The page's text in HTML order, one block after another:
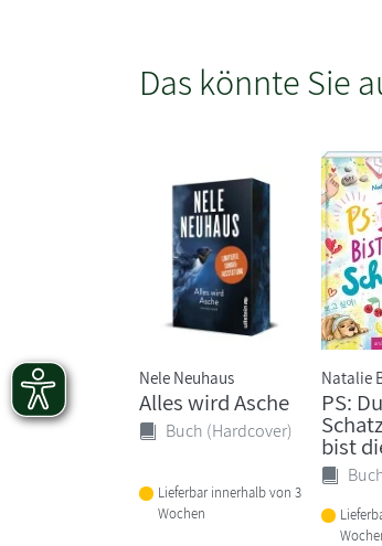
Das könnte Sie
Nele Neuhaus
Alles wird Asche
Buch (Hardcover)
Lieferbar innerhalb von 3
Wochen
Natalie
PS:
bist